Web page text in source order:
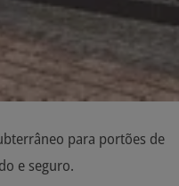
para portões de
e seguro.